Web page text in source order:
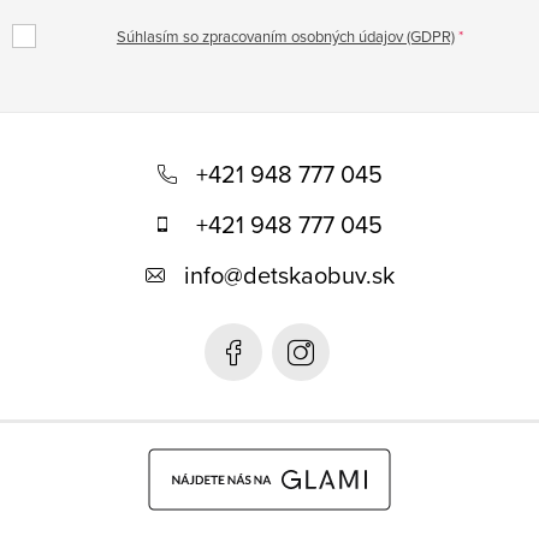
Súhlasím so zpracovaním osobných údajov (GDPR)
+421 948 777 045
+421 948 777 045
info@detskaobuv.sk